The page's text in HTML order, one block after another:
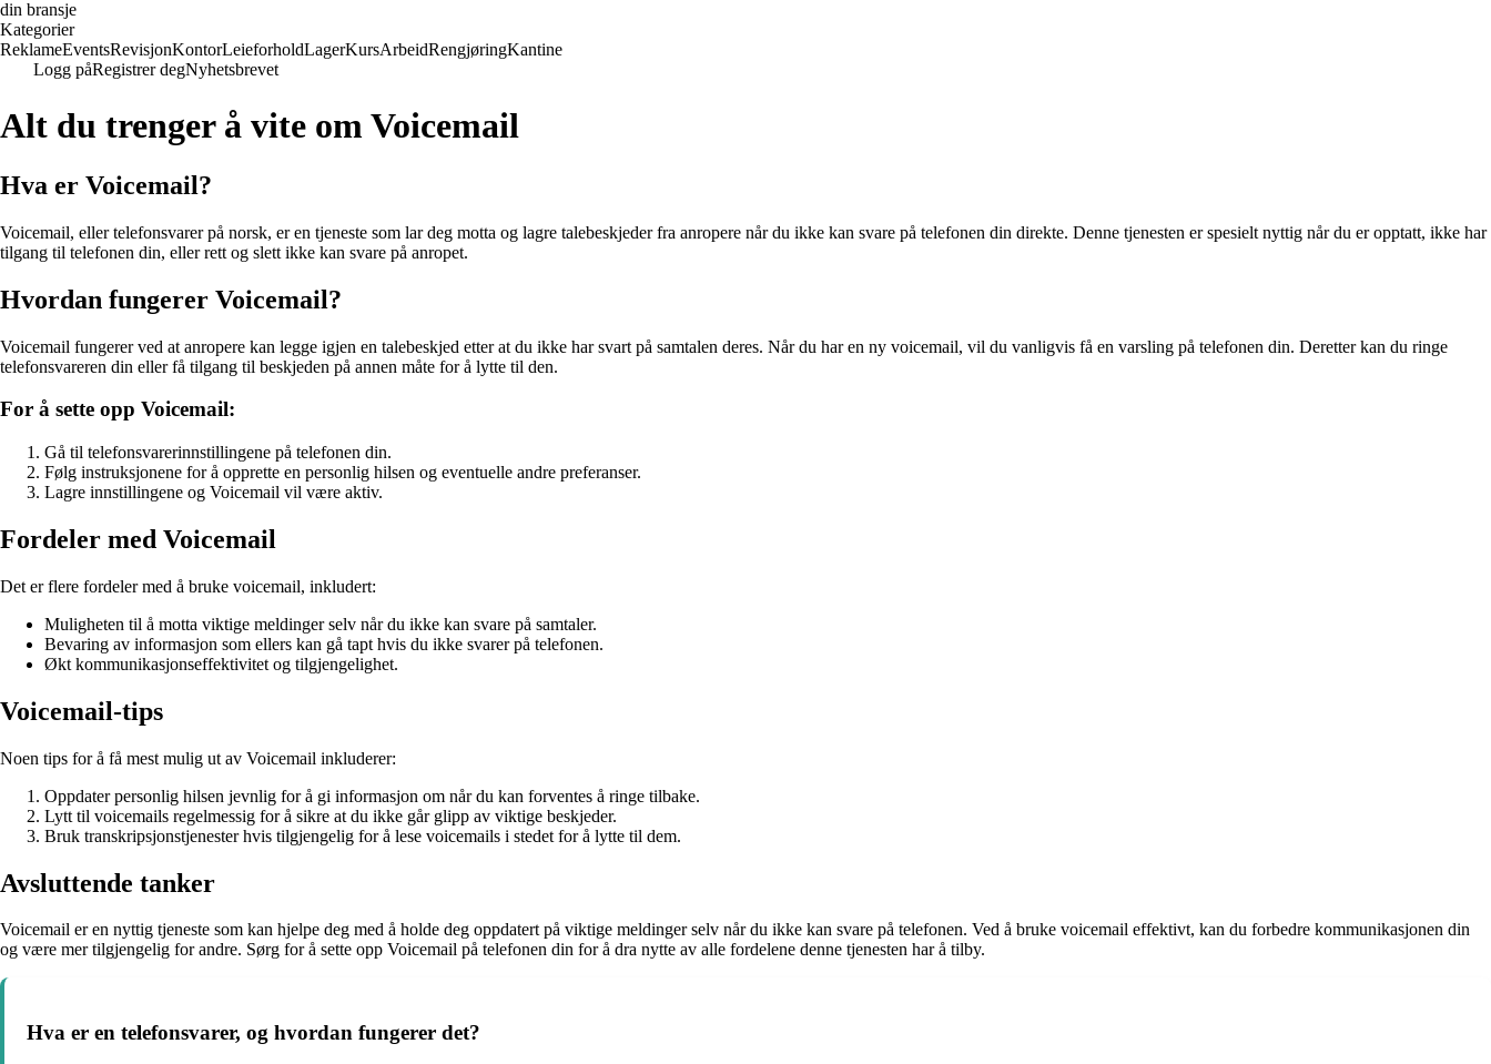
din bransje
Kategorier
ReklameEventsRevisjonKontorLeieforholdLagerKursArbeidRengjøringKantine
Logg påRegistrer degNyhetsbrevet
Alt du trenger å vite om Voicemail
Hva er Voicemail?
Voicemail, eller telefonsvarer på norsk, er en tjeneste som lar deg motta og lagre talebeskjeder fra anropere når du ikke kan svare på telefonen din direkte. Denne tjenesten er spesielt nyttig når du er opptatt, ikke har
tilgang til telefonen din, eller rett og slett ikke kan svare på anropet.
Hvordan fungerer Voicemail?
Voicemail fungerer ved at anropere kan legge igjen en talebeskjed etter at du ikke har svart på samtalen deres. Når du har en ny voicemail, vil du vanligvis få en varsling på telefonen din. Deretter kan du ringe
telefonsvareren din eller få tilgang til beskjeden på annen måte for å lytte til den.
For å sette opp Voicemail:
Gå til telefonsvarerinnstillingene på telefonen din.
Følg instruksjonene for å opprette en personlig hilsen og eventuelle andre preferanser.
Lagre innstillingene og Voicemail vil være aktiv.
Fordeler med Voicemail
Det er flere fordeler med å bruke voicemail, inkludert:
Muligheten til å motta viktige meldinger selv når du ikke kan svare på samtaler.
Bevaring av informasjon som ellers kan gå tapt hvis du ikke svarer på telefonen.
Økt kommunikasjonseffektivitet og tilgjengelighet.
Voicemail-tips
Noen tips for å få mest mulig ut av Voicemail inkluderer:
Oppdater personlig hilsen jevnlig for å gi informasjon om når du kan forventes å ringe tilbake.
Lytt til voicemails regelmessig for å sikre at du ikke går glipp av viktige beskjeder.
Bruk transkripsjonstjenester hvis tilgjengelig for å lese voicemails i stedet for å lytte til dem.
Avsluttende tanker
Voicemail er en nyttig tjeneste som kan hjelpe deg med å holde deg oppdatert på viktige meldinger selv når du ikke kan svare på telefonen. Ved å bruke voicemail effektivt, kan du forbedre kommunikasjonen din
og være mer tilgjengelig for andre. Sørg for å sette opp Voicemail på telefonen din for å dra nytte av alle fordelene denne tjenesten har å tilby.
Hva er en telefonsvarer, og hvordan fungerer det?